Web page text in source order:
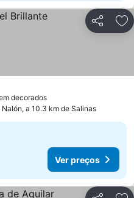
Partilhar
decorados
Nalón, a 10.3 km de Salinas
Ver preços